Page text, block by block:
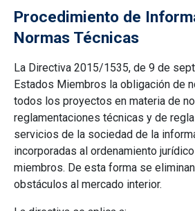
Procedimiento de
Normas Técnicas
La Directiva 2015/1535, de 9 de
Estados Miembros la obligación de
todos los proyectos en materia de
reglamentaciones técnicas y de
servicios de la sociedad de la
incorporadas al ordenamiento
miembros. De esta forma se
obstáculos al mercado interior.